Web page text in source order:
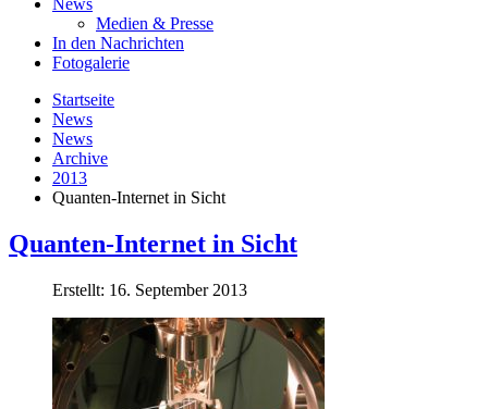
News
Medien & Presse
In den Nachrichten
Fotogalerie
Startseite
News
News
Archive
2013
Quanten-Internet in Sicht
Quanten-Internet in Sicht
Erstellt: 16. September 2013